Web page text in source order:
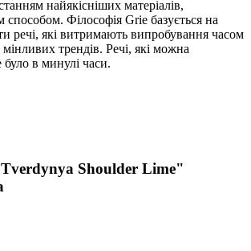
найякісніших матеріалів,
способом. Філософія Grie базується на
речі, які витримають випробування часом
трендів. Речі, які можна
в минулі часи.
Shoulder Lime"